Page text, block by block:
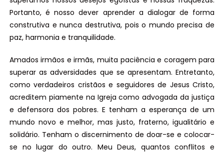
Portanto, é nosso dever aprender a dialogar de forma
construtiva e nunca destrutiva, pois o mundo precisa de
paz, harmonia e tranquilidade.
Amados irmãos e irmãs, muita paciência e coragem para
superar as adversidades que se apresentam. Entretanto,
como verdadeiros cristãos e seguidores de Jesus Cristo,
acreditem piamente na Igreja como advogada da justiça
e defensora dos pobres. E tenham a esperança de um
mundo novo e melhor, mas justo, fraterno, igualitário e
solidário. Tenham o discernimento de doar-se e colocar-
se no lugar do outro. Meu Deus, quantos conflitos e